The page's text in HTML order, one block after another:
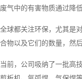
废气中的有害物质通过降
全球都关注环保，尤其是
合物以及它们的数量，然
当前，公司吸纳了一批高